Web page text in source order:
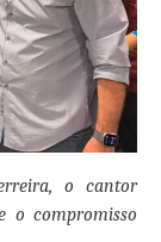
o cantor
o compromisso